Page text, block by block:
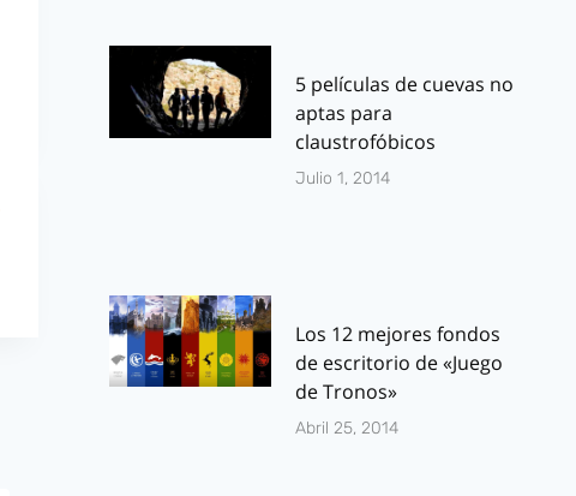
5 películas de cuevas no
aptas para
claustrofóbicos
Julio 1, 2014
Los 12 mejores fondos
de escritorio de «Juego
de Tronos»
Abril 25, 2014